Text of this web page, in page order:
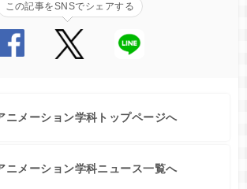
この記事をSNSでシェアする
ニメーション学科トップページへ
ニメーション学科ニュース一覧へ